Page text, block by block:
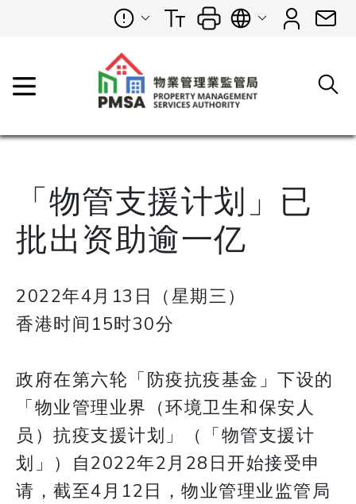
「物管支援计划」已
批出资助逾一亿
2022年4月13日（星期三）
香港时间15时30分
政府在第六轮「防疫抗疫基金」下设的
「物业管理业界（环境卫生和保安人
员）抗疫支援计划」（「物管支援计
划」）自2022年2月28日开始接受申
请，截至4月12日，物业管理业监管局